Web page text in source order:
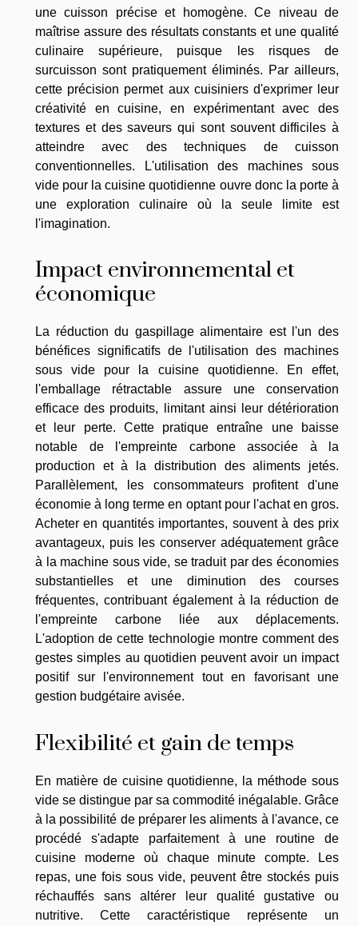
une cuisson précise et homogène. Ce niveau de
maîtrise assure des résultats constants et une qualité
culinaire supérieure, puisque les risques de
surcuisson sont pratiquement éliminés. Par ailleurs,
cette précision permet aux cuisiniers d'exprimer leur
créativité en cuisine, en expérimentant avec des
textures et des saveurs qui sont souvent difficiles à
atteindre avec des techniques de cuisson
conventionnelles. L'utilisation des machines sous
vide pour la cuisine quotidienne ouvre donc la porte à
une exploration culinaire où la seule limite est
l'imagination.
Impact environnemental et
économique
La réduction du gaspillage alimentaire est l'un des
bénéfices significatifs de l'utilisation des machines
sous vide pour la cuisine quotidienne. En effet,
l'emballage rétractable assure une conservation
efficace des produits, limitant ainsi leur détérioration
et leur perte. Cette pratique entraîne une baisse
notable de l'empreinte carbone associée à la
production et à la distribution des aliments jetés.
Parallèlement, les consommateurs profitent d'une
économie à long terme en optant pour l'achat en gros.
Acheter en quantités importantes, souvent à des prix
avantageux, puis les conserver adéquatement grâce
à la machine sous vide, se traduit par des économies
substantielles et une diminution des courses
fréquentes, contribuant également à la réduction de
l'empreinte carbone liée aux déplacements.
L'adoption de cette technologie montre comment des
gestes simples au quotidien peuvent avoir un impact
positif sur l'environnement tout en favorisant une
gestion budgétaire avisée.
Flexibilité et gain de temps
En matière de cuisine quotidienne, la méthode sous
vide se distingue par sa commodité inégalable. Grâce
à la possibilité de préparer les aliments à l'avance, ce
procédé s'adapte parfaitement à une routine de
cuisine moderne où chaque minute compte. Les
repas, une fois sous vide, peuvent être stockés puis
réchauffés sans altérer leur qualité gustative ou
nutritive. Cette caractéristique représente un